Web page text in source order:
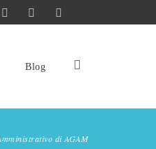
Blog
di AGAM